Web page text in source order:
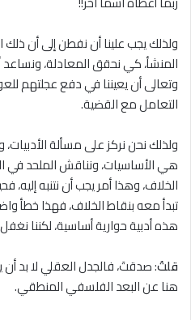
ولذلك يجب علينا أن نفطن إلى أن
المنشأ، كي نحقق المعادلة، ونساعد
وتعالى أن يعيننا في دفع عجلتهم
التعامل مع القضية.
ولذلك نحن نركز على مسألة
هي الأساسيات، ونناقش الملحد في
الخلاف، وهذا أمر يجب أن نتنبه إليه،
تبدأ معه بنقاط الخلاف، فهذا خطأ
هذه أدبية حوارية أساسية، لكننا
قلتُ: صدقتَ، فالجدل العقلي ﻻ بد
هنا عن البعد الفلسفي المنطقي.